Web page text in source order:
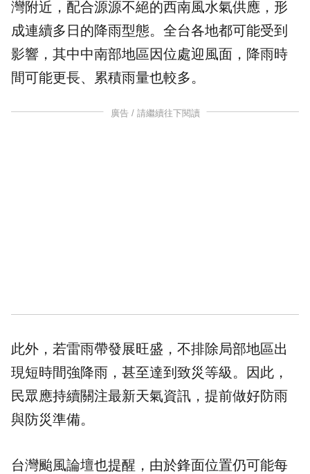
灣附近，配合源源不絕的西南風水氣供應，形
成連續多日的降雨型態。全台各地都可能受到
影響，其中中南部地區因位處迎風面，降雨時
間可能更長、累積雨量也較多。
廣告 / 請繼續往下閱讀
此外，若雷雨帶發展旺盛，不排除局部地區出
現短時間強降雨，甚至達到致災等級。因此，
民眾應持續關注最新天氣資訊，提前做好防雨
與防災準備。
台灣颱風論壇也提醒，由於鋒面位置仍可能每